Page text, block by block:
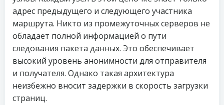
адрес предыдущего и следующего участника
маршрута. Никто из промежуточных серверов не
обладает полной информацией о пути
следования пакета данных. Это обеспечивает
высокий уровень анонимности для отправителя
и получателя. Однако такая архитектура
неизбежно вносит задержки в скорость загрузки
страниц.